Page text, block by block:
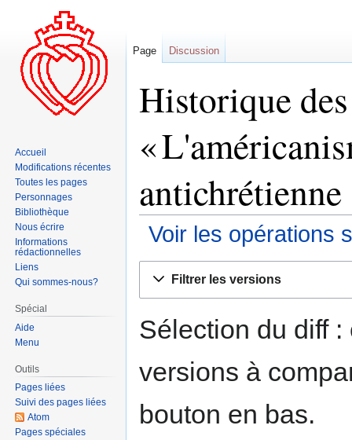
Historique
«
Voir les opérations
navigation
recherche
Filtrer les versions
Sélection du diff
versions à
bouton en bas.
Page Discussion
Accueil
Modifications récentes
Toutes les pages
Personnages
Bibliothèque
Nous écrire
Informations
rédactionnelles
Liens
Qui sommes-nous?
Spécial
Aide
Menu
Outils
Pages liées
Suivi des pages liées
Atom
Pages spéciales